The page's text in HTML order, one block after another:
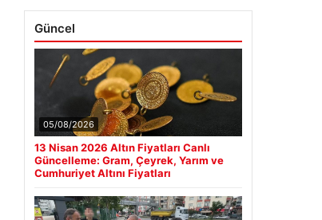
Güncel
05/08/2026
13 Nisan 2026 Altın Fiyatları Canlı
Güncelleme: Gram, Çeyrek, Yarım ve
Cumhuriyet Altını Fiyatları